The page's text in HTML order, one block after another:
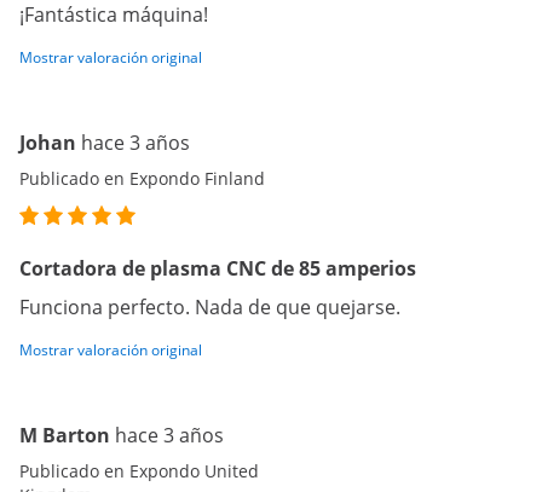
¡Fantástica máquina!
Mostrar valoración original
Johan hace 3 años
Publicado en Expondo Finland
Cortadora de plasma CNC de 85 amperios
Funciona perfecto. Nada de que quejarse.
Mostrar valoración original
M Barton hace 3 años
Publicado en Expondo United